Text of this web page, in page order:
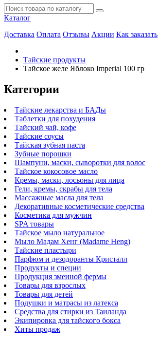
Каталог
Доставка Оплата Отзывы Акции Как заказать
Тайские продукты
Тайское желе Яблоко Imperial 100 гр
Категории
Тайские лекарства и БАДы
Таблетки для похудения
Тайский чай, кофе
Тайские соусы
Тайская зубная паста
Зубные порошки
Шампуни, маски, сыворотки для волос
Тайское кокосовое масло
Кремы, маски, лосьоны для лица
Гели, кремы, скрабы для тела
Массажные масла для тела
Декоративные косметические средства
Косметика для мужчин
SPA товары
Тайское мыло натуральное
Мыло Мадам Хенг (Madame Heng)
Тайские пластыри
Парфюм и дезодоранты Кристалл
Продукты и специи
Продукция змеиной фермы
Товары для взрослых
Товары для детей
Подушки и матрасы из латекса
Средства для стирки из Таиланда
Экипировка для тайского бокса
Хиты продаж